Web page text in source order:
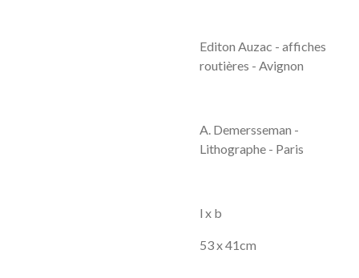
Editon Auzac - affiches
routières - Avignon
A. Demersseman -
Lithographe - Paris
l x b
53 x 41cm